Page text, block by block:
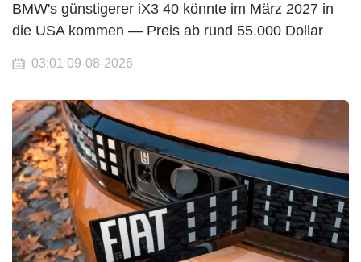
BMW's günstigerer iX3 40 könnte im März 2027 in
die USA kommen — Preis ab rund 55.000 Dollar
03:01 09-08-2026